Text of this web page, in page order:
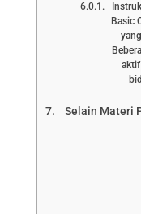
Basic
Selain Materi